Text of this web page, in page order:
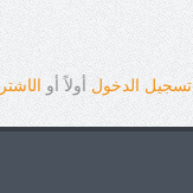
تسجيل الدخول أولاً أو الا